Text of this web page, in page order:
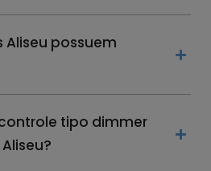
possuem
tipo dimmer